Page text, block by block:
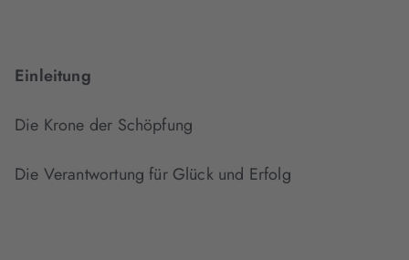
Einleitung
Die Krone der Schöpfung
Die Verantwortung für Glück und Erfolg